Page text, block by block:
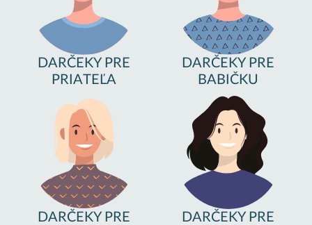
DARČEKY PRE
PRIATEĽA
DARČEKY PRE
BABIČKU
DARČEKY PRE
DARČEKY PRE